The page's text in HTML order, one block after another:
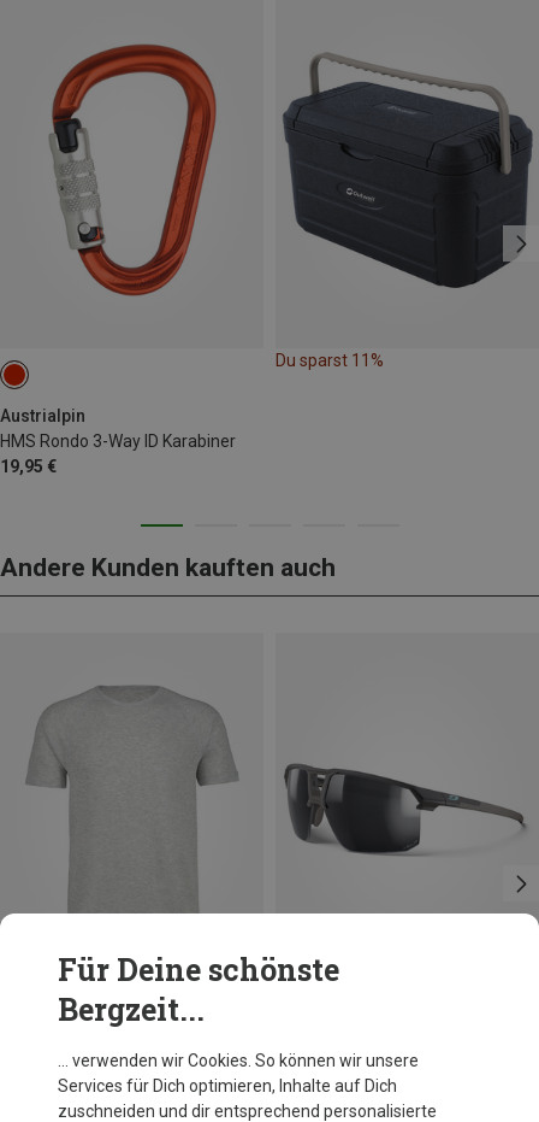
Austrialpin
HMS Rondo 3-Way ID Karabiner
19,95 €
Du sparst 11%
Andere Kunden kauften auch
Herren Sweat T-Shirt
Julbo
128,20 €
Für Deine schönste
Bergzeit...
… verwenden wir Cookies. So können wir unsere
Services für Dich optimieren, Inhalte auf Dich
zuschneiden und dir entsprechend personalisierte